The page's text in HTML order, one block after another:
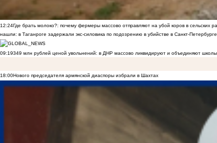
12:24Где брать молоко?: почему фермеры массово отправляют на убой коров в сельских
нашли: в Таганроге задержали экс-силовика по подозрению в убийстве в Санкт-Петербурге
09:19349 млн рублей ценой увольнений: в ДНР массово ликвидируют и объединяют
18:00Нового председателя армянской диаспоры избрали в Шахтах